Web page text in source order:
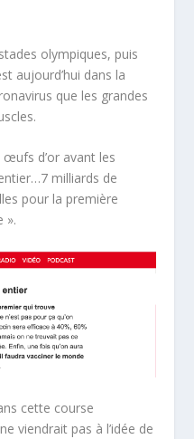
olympiques, puis
aujourd’hui dans la
que les grandes
d’or avant les
milliards de
pour la première
».
cette course
viendrait pas à l’idée de